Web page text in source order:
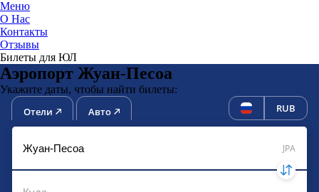
Меню
О Нас
Контакты
Отзывы
Билеты для ЮЛ
Аэропорт Жуан-Песоа
Укажите даты, чтобы найти билеты:
Отели Авто RUB
JPA